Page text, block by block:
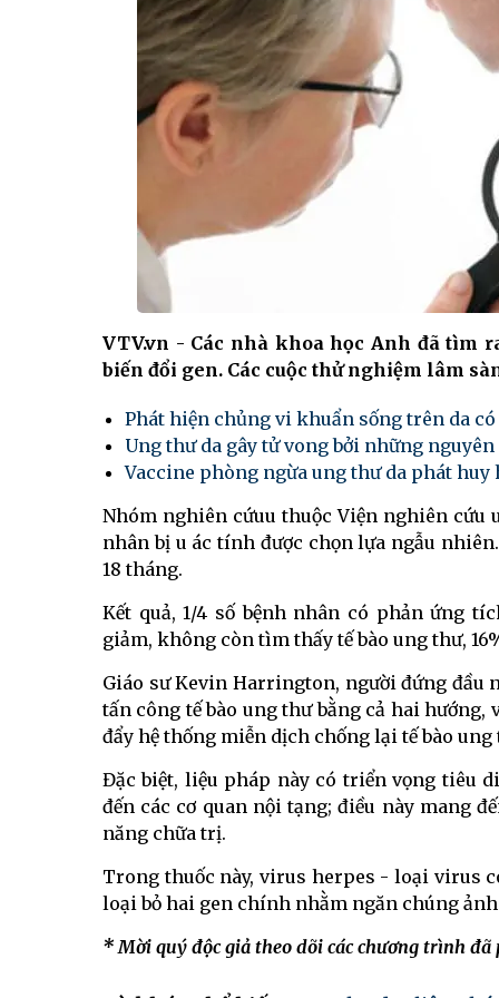
VTV.vn - Các nhà khoa học Anh đã tìm
biến đổi gen. Các cuộc thử nghiệm lâm
Phát hiện chủng vi khuẩn sống trên da
Ung thư da gây tử vong bởi những
Vaccine phòng ngừa ung thư da phát huy
Nhóm nghiên cứuu thuộc Viện nghiên cứu
nhân bị u ác tính được chọn lựa ngẫu
18 tháng.
Kết quả, 1/4 số bệnh nhân có phản ứng
giảm, không còn tìm thấy tế bào ung thư,
Giáo sư Kevin Harrington, người đứng đầu
tấn công tế bào ung thư bằng cả hai
đẩy hệ thống miễn dịch chống lại tế bào ung
Đặc biệt, liệu pháp này có triển vọng tiêu
đến các cơ quan nội tạng; điều này mang
năng chữa trị.
Trong thuốc này, virus herpes - loại virus
loại bỏ hai gen chính nhằm ngăn chúng
* Mời quý độc giả theo dõi các chương trình